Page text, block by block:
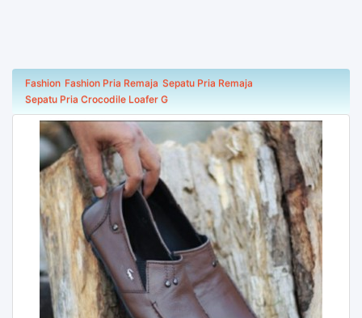
Fashion Fashion Pria Remaja Sepatu Pria Remaja
Sepatu Pria Crocodile Loafer G